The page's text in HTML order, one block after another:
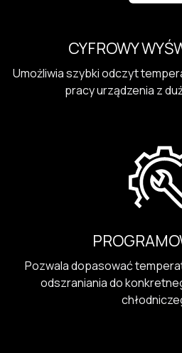
CYFROWY
Umożliwia szybki odczyt
pracy urządzenia z
Pozwala dopasować
odszraniania do